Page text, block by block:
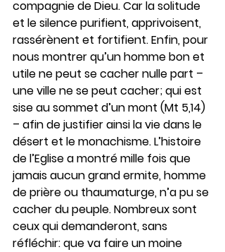
compagnie de Dieu. Car la solitude
et le silence purifient, apprivoisent,
rassérènent et fortifient. Enfin, pour
nous montrer qu’un homme bon et
utile ne peut se cacher nulle part –
une ville ne se peut cacher; qui est
sise au sommet d’un mont (Mt 5,14)
– afin de justifier ainsi la vie dans le
désert et le monachisme. L’histoire
de l’Eglise a montré mille fois que
jamais aucun grand ermite, homme
de prière ou thaumaturge, n’a pu se
cacher du peuple. Nombreux sont
ceux qui demanderont, sans
réfléchir: que va faire un moine